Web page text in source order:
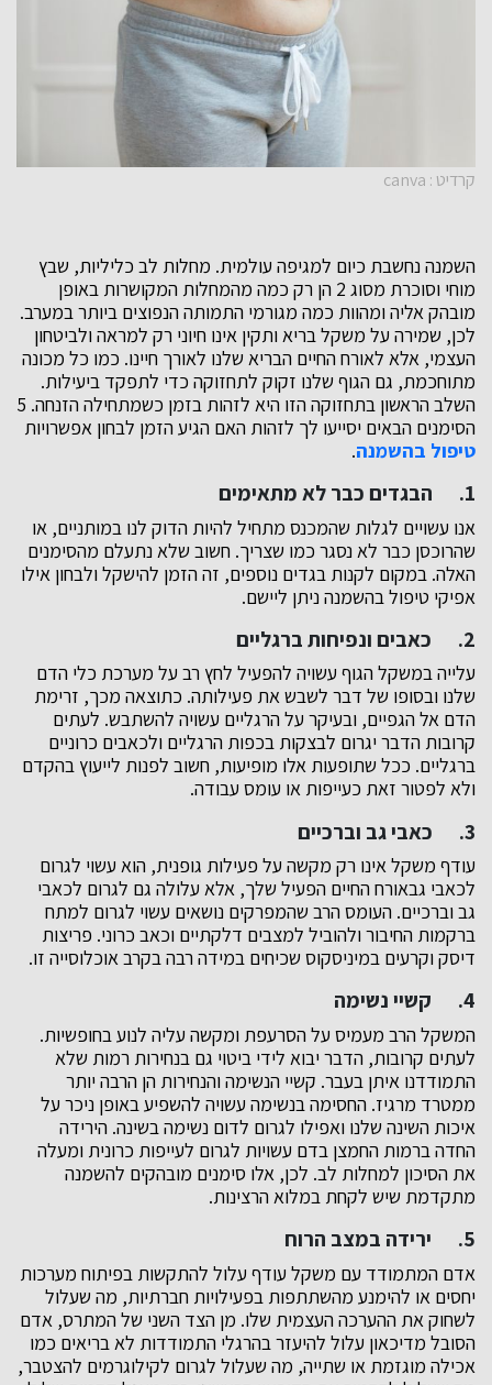
קרדיט : canva
השמנה נחשבת כיום למגיפה עולמית. מחלות לב כליליות, שבץ
מוחי וסוכרת מסוג 2 הן רק כמה מהמחלות המקושרות באופן
מובהק אליה ומהוות כמה מגורמי התמותה הנפוצים ביותר במערב.
לכן, שמירה על משקל בריא ותקין אינו חיוני רק למראה ולביטחון
העצמי, אלא לאורח החיים הבריא שלנו לאורך חיינו. כמו כל מכונה
מתוחכמת, גם הגוף שלנו זקוק לתחזוקה כדי לתפקד ביעילות.
השלב הראשון בתחזוקה הזו היא לזהות בזמן כשמתחילה הזנחה. 5
הסימנים הבאים יסייעו לך לזהות האם הגיע הזמן לבחון אפשרויות
טיפול בהשמנה.
1. הבגדים כבר לא מתאימים
אנו עשויים לגלות שהמכנס מתחיל להיות הדוק לנו במותניים, או
שהרוכסן כבר לא נסגר כמו שצריך. חשוב שלא נתעלם מהסימנים
האלה. במקום לקנות בגדים נוספים, זה הזמן להישקל ולבחון אילו
אפיקי טיפול בהשמנה ניתן ליישם.
2. כאבים ונפיחות ברגליים
עלייה במשקל הגוף עשויה להפעיל לחץ רב על מערכת כלי הדם
שלנו ובסופו של דבר לשבש את פעילותה. כתוצאה מכך, זרימת
הדם אל הגפיים, ובעיקר על הרגליים עשויה להשתבש. לעתים
קרובות הדבר יגרום לבצקות בכפות הרגליים ולכאבים כרוניים
ברגליים. ככל שתופעות אלו מופיעות, חשוב לפנות לייעוץ בהקדם
ולא לפטור זאת כעייפות או עומס עבודה.
3. כאבי גב וברכיים
עודף משקל אינו רק מקשה על פעילות גופנית, הוא עשוי לגרום
לכאבי גבאורח החיים הפעיל שלך, אלא עלולה גם לגרום לכאבי
גב וברכיים. העומס הרב שהמפרקים נושאים עשוי לגרום למתח
ברקמות החיבור ולהוביל למצבים דלקתיים וכאב כרוני. פריצות
דיסק וקרעים במיניסקוס שכיחים במידה רבה בקרב אוכלוסייה זו.
4. קשיי נשימה
המשקל הרב מעמיס על הסרעפת ומקשה עליה לנוע בחופשיות.
לעתים קרובות, הדבר יבוא לידי ביטוי גם בנחירות רמות שלא
התמודדנו איתן בעבר. קשיי הנשימה והנחירות הן הרבה יותר
ממטרד מרגיז. החסימה בנשימה עשויה להשפיע באופן ניכר על
איכות השינה שלנו ואפילו לגרום לדום נשימה בשינה. הירידה
החדה ברמות החמצן בדם עשויות לגרום לעייפות כרונית ומעלה
את הסיכון למחלות לב. לכן, אלו סימנים מובהקים להשמנה
מתקדמת שיש לקחת במלוא הרצינות.
5. ירידה במצב הרוח
אדם המתמודד עם משקל עודף עלול להתקשות בפיתוח מערכות
יחסים או להימנע מהשתתפות בפעילויות חברתיות, מה שעלול
לשחוק את ההערכה העצמית שלו. מן הצד השני של המתרס, אדם
הסובל מדיכאון עלול להיעזר בהרגלי התמודדות לא בריאים כמו
אכילה מוגזמת או שתייה, מה שעלול לגרום לקילוגרמים להצטבר,